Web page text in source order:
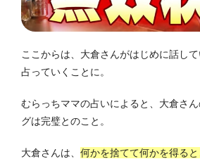
ここからは、大倉さんがはじめに話し
占っていくことに。
むらっちママの占いによると、大倉さ
グは完璧とのこと。
大倉さんは、 何かを捨てて何かを得る